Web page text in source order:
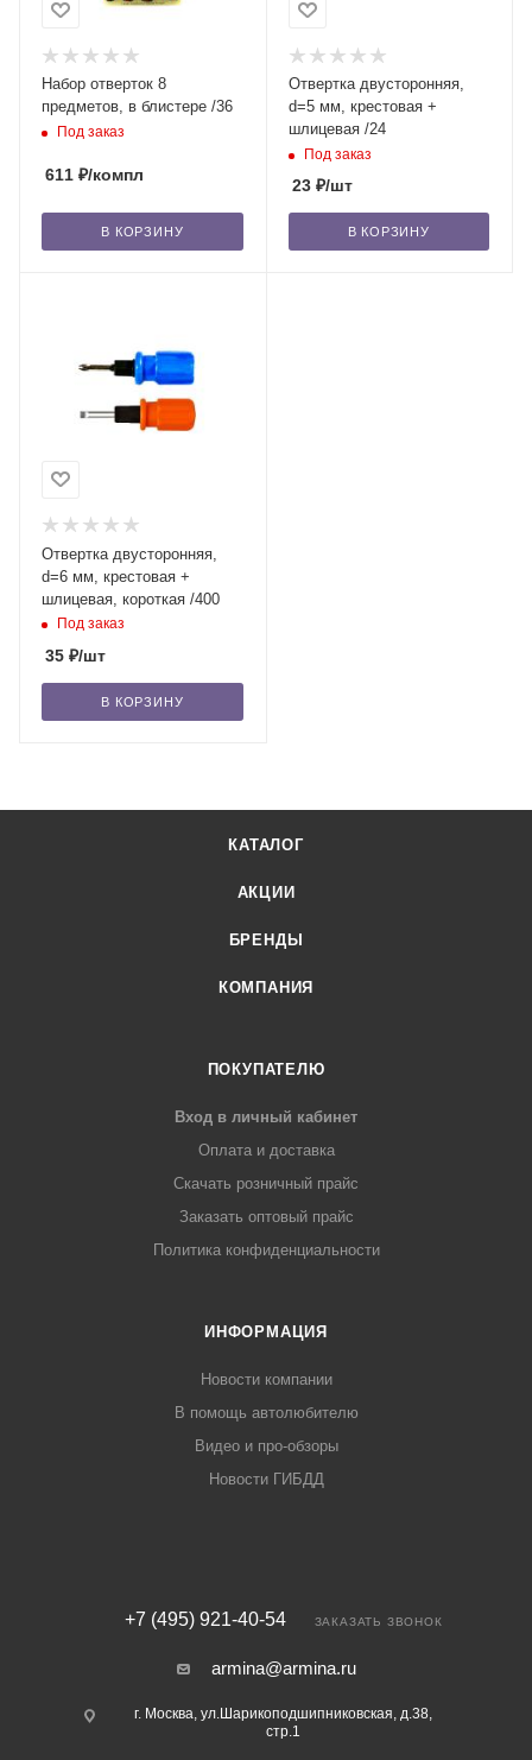
Набор отверток 8
предметов, в блистере /36
Под заказ
611 ₽/компл
В КОРЗИНУ
Отвертка двусторонняя,
d=5 мм, крестовая +
шлицевая /24
Под заказ
23₽/шт
В КОРЗИНУ
Отвертка двусторонняя,
d=6 мм, крестовая +
шлицевая, короткая /400
Под заказ
35 ₽/шт
В КОРЗИНУ
КАТАЛОГ
АКЦИИ
БРЕНДЫ
КОМПАНИЯ
ПОКУПАТЕЛЮ
Вход в личный кабинет
Оплата и доставка
Скачать розничный прайс
Заказать оптовый прайс
Политика конфиденциальности
ИНФОРМАЦИЯ
Новости компании
В помощь автолюбителю
Видео и про-обзоры
Новости ГИБДД
+7 (495) 921-40-54 ЗАКАЗАТЬ ЗВОНОК
armina@armina.ru
г. Москва, ул.Шарикоподшипниковская, д.38,
стр.1